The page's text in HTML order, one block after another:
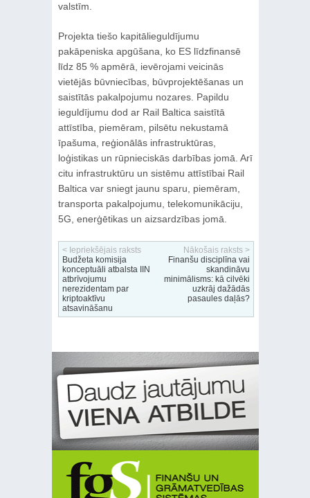
valstīm.
Projekta tiešo kapitālieguldījumu
pakāpeniska apgūšana, ko ES līdzfinansē
līdz 85 % apmērā, ievērojami veicinās
vietējās būvniecības, būvprojektēšanas un
saistītās pakalpojumu nozares. Papildu
ieguldījumu dod ar Rail Baltica saistītā
attīstība, piemēram, pilsētu nekustamā
īpašuma, reģionālās infrastruktūras,
loģistikas un rūpnieciskās darbības jomā. Arī
citu infrastruktūru un sistēmu attīstībai Rail
Baltica var sniegt jaunu sparu, piemēram,
transporta pakalpojumu, telekomunikāciju,
5G, enerģētikas un aizsardzības jomā.
< Iepriekšējais raksts
Budžeta komisija
konceptuāli atbalsta IIN
atbrīvojumu
nerezidentam par
kriptoaktīvu
atsavināšanu
Nākošais raksts >
Finanšu disciplīna vai
skandināvu
minimālisms: kā cilvēki
uzkrāj dažādās
pasaules daļās?